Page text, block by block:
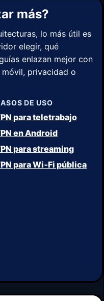
más?
lo más útil es
elegir, qué
enlazan mejor con
móvil, privacidad o
DE USO
para teletrabajo
en Android
para streaming
para Wi‑Fi pública